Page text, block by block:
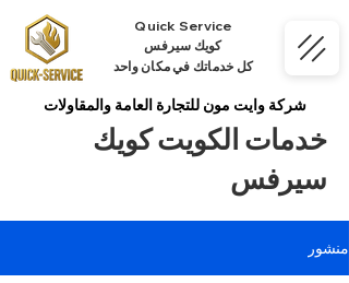
Quick Service
كويك سيرفس
كل خدماتك في مكان واحد
شركة وايت مون للتجارة العامة والمقاولات
خدمات الكويت كويك
سيرفس
منشور